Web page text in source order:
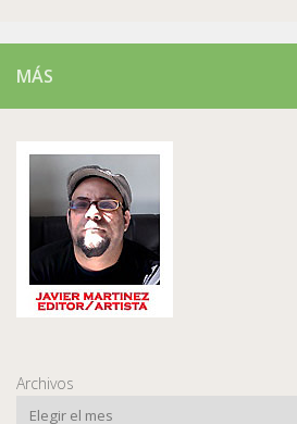
MÁS
Archivos